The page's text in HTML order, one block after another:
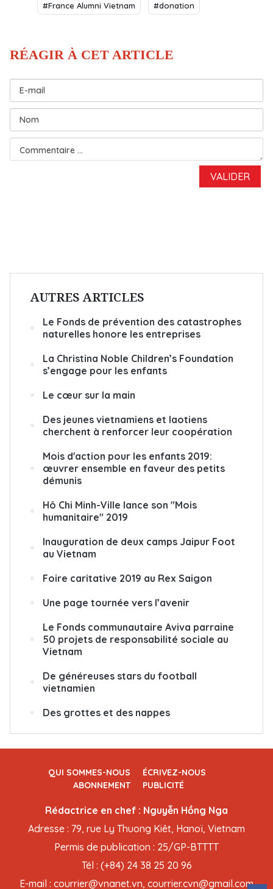
#France Alumni Vietnam #donation
AUTRES ARTICLES
Le Fonds de prévention des catastrophes
naturelles honore les entreprises
La Christina Noble Children’s Foundation
s’engage pour les enfants
Le cœur sur la main
Des jeunes vietnamiens et laotiens
cherchent à renforcer leur coopération
Mois d'action pour les enfants 2019:
œuvrer ensemble en faveur des petits
démunis
Hô Chi Minh-Ville lance son "Mois
humanitaire" 2019
Inauguration de deux camps Jaipur Foot
au Vietnam
Foire caritative 2019 au Rex Saigon
Une page tournée vers l’avenir
Le Fonds communautaire Aviva parraine
50 projets de responsabilité sociale au
Vietnam
De généreuses stars du football
vietnamien
Des grottes et des nappes
QUI SOMMES-NOUS
ÉCRIVEZ-NOUS
ABONNEMENT
PUBLICITÉ
Rédactrice en chef : Nguyễn Hồng Nga
Adresse : 79, rue Ly Thuong Kiêt, Hanoï, Vietnam
Permis de publication : 25/GP-BTTTT
Tél : (+84) 24 38 25 20 96
E-mail : courrier@vnanet.vn, courrier.cvn@gmail.com